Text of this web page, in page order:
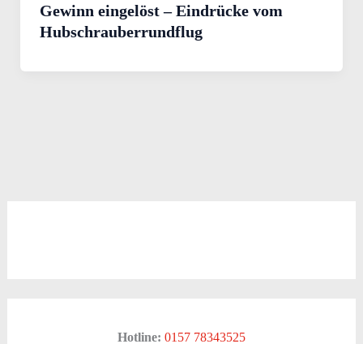
Gewinn eingelöst – Eindrücke vom
Hubschrauberrundflug
Hotline: 0157 78343525